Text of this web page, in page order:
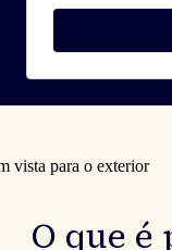
O que